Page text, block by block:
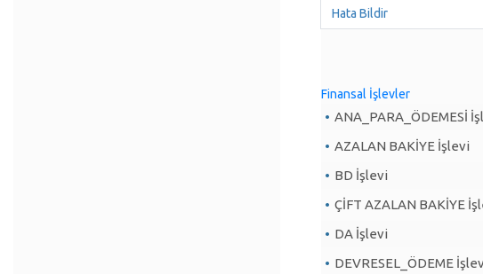
Hata Bildir
Finansal İşlevler
ANA_PARA_ÖDEMESİ
AZALAN BAKİYE İşlevi
BD İşlevi
ÇİFT AZALAN BAKİYE
DA İşlevi
DEVRESEL_ÖDEME